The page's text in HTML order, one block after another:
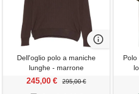
Dell'oglio polo a maniche
lunghe - marrone
245,00 € 295,00 €